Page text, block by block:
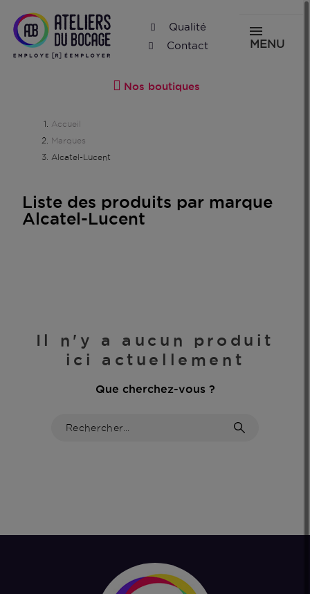
Qualité
Contact
MENU
Nos boutiques
Accueil
Marques
Alcatel-Lucent
Liste des produits par marque
Alcatel-Lucent
Il n'y a aucun produit
ici actuellement
Que cherchez-vous ?